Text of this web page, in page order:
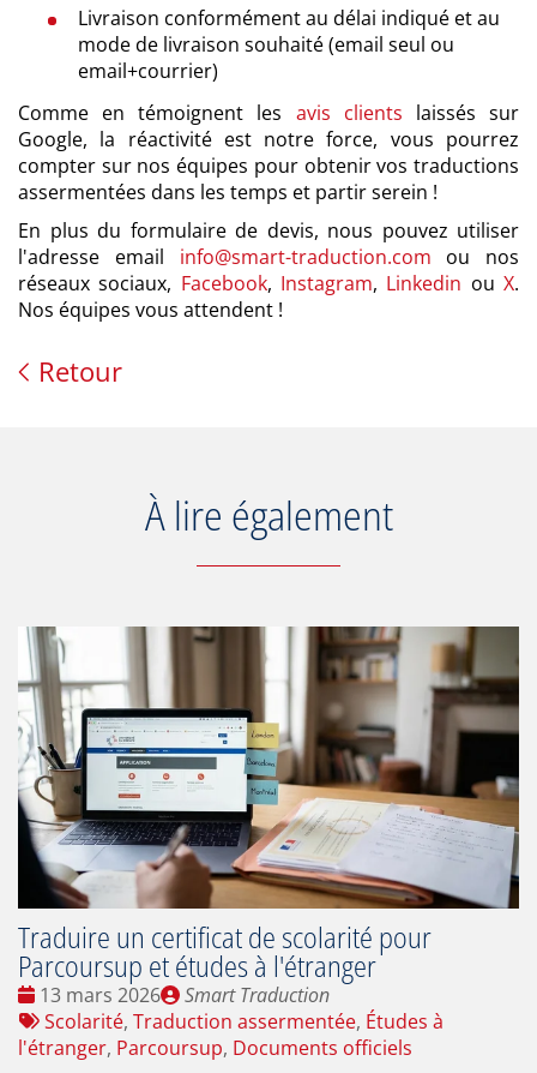
Livraison conformément au délai indiqué et au
mode de livraison souhaité (email seul ou
email+courrier)
Comme en témoignent les avis clients laissés sur
Google, la réactivité est notre force, vous pourrez
compter sur nos équipes pour obtenir vos traductions
assermentées dans les temps et partir serein !
En plus du formulaire de devis, nous pouvez utiliser
l'adresse email info@smart-traduction.com ou nos
réseaux sociaux, Facebook, Instagram, Linkedin ou X.
Nos équipes vous attendent !
Retour
À lire également
Traduire un certificat de scolarité pour
Parcoursup et études à l'étranger
Date
:
13 mars 2026
Publié
par
Smart Traduction
Tags
:
Scolarité, Traduction assermentée, Études à
l'étranger, Parcoursup, Documents officiels